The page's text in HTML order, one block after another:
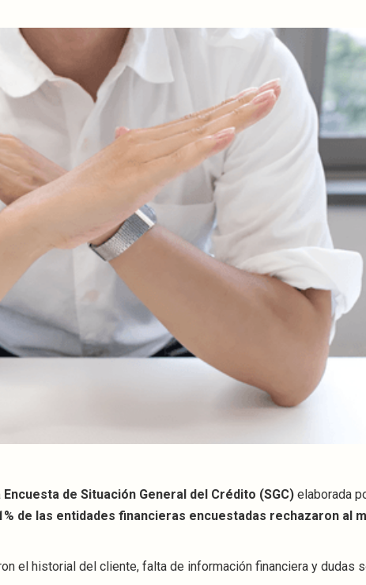
Encuesta de Situación General del Crédito (SGC) elaborada
de las entidades financieras encuestadas rechazaron al
el historial del cliente, falta de información financiera y dudas